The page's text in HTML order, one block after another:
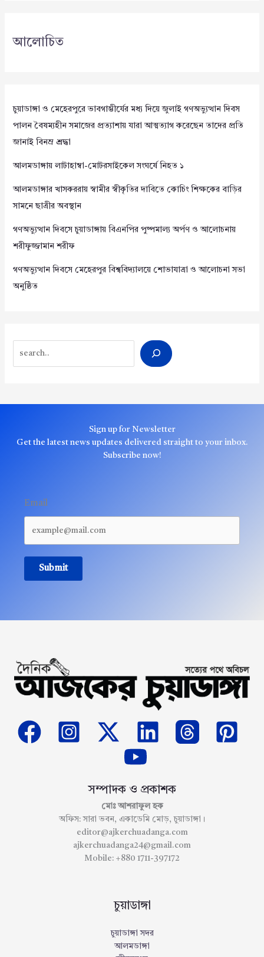
আলোচিত
চুয়াডাঙ্গা ও মেহেরপুরে ভাবগাম্ভীর্যের মধ্য দিয়ে জুলাই গণঅভ্যুত্থান দিবস
পালন বৈষম্যহীন সমাজের প্রত্যাশায় যারা আত্মত্যাগ করেছেন তাদের প্রতি
জানাই বিনম্র শ্রদ্ধা
আলমডাঙ্গায় লাটাহাম্বা-মোটরসাইকেল সংঘর্ষে নিহত ১
আলমডাঙ্গার খাসকররায় স্বামীর স্বীকৃতির দাবিতে কোচিং শিক্ষকের বাড়ির
সামনে ছাত্রীর অবস্থান
গণঅভ্যুত্থান দিবসে চুয়াডাঙ্গায় বিএনপির পুষ্পমাল্য অর্পণ ও আলোচনায়
শরীফুজ্জামান শরীফ
গণঅভ্যুত্থান দিবসে মেহেরপুর বিশ্ববিদ্যালয়ে শোভাযাত্রা ও আলোচনা সভা
অনুষ্ঠিত
Sign up for Newsletter
Get the latest news updates delivered straight to your inbox.
Subscribe now!
Email
Submit
সম্পাদক ও প্রকাশক
মোঃ আশরাফুল হক
অফিস: সারা ভবন, একাডেমি মোড়, চুয়াডাঙ্গা।
editor@ajkerchuadanga.com
ajkerchuadanga24@gmail.com
Mobile: +880 1711-397172
চুয়াডাঙ্গা
চুয়াডাঙ্গা সদর
আলমডাঙ্গা